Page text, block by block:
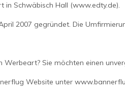
Schwäbisch Hall (www.edty.de).
2007 gegründet. Die
Sie möchten einen
Website unter